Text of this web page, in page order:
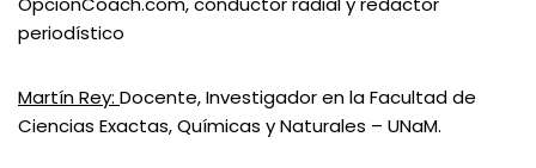
periodístico
Martín Rey: Docente, Investigador en la Facultad de
Ciencias Exactas, Químicas y Naturales – UNaM.